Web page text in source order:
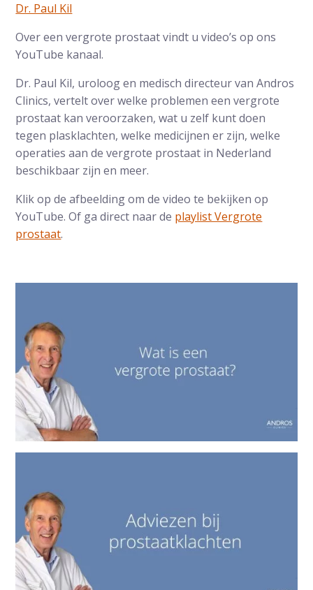
Dr. Paul Kil
Over een vergrote prostaat vindt u video’s op ons
YouTube kanaal.
Dr. Paul Kil, uroloog en medisch directeur van Andros
Clinics, vertelt over welke problemen een vergrote
prostaat kan veroorzaken, wat u zelf kunt doen
tegen plasklachten, welke medicijnen er zijn, welke
operaties aan de vergrote prostaat in Nederland
beschikbaar zijn en meer.
Klik op de afbeelding om de video te bekijken op
YouTube. Of ga direct naar de playlist Vergrote
prostaat.